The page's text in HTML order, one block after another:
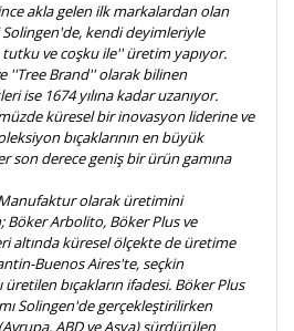
akla gelen ilk markalardan olan
Solingen'de, kendi deyimleriyle
ve coşku ile'' üretim yapıyor.
''Tree Brand'' olarak bilinen
ise 1674 yılına kadar uzanıyor.
küresel bir inovasyon liderine ve
bıçaklarının en büyük
son derece geniş bir ürün gamına
olarak üretimini
Arbolito, Böker Plus ve
altında küresel ölçekte de üretime
Buenos Aires'te, seçkin
üretilen bıçakların ifadesi. Böker Plus
Solingen'de gerçekleştirilirken
ABD ve Asya) sürdürülen